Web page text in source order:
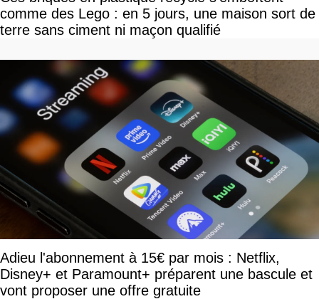
comme des Lego : en 5 jours, une maison sort de
terre sans ciment ni maçon qualifié
Adieu l'abonnement à 15€ par mois : Netflix,
Disney+ et Paramount+ préparent une bascule et
vont proposer une offre gratuite